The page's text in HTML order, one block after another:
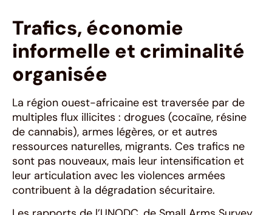
Trafics, économie
informelle et criminalité
organisée
La région ouest-africaine est traversée par de
multiples flux illicites : drogues (cocaïne, résine
de cannabis), armes légères, or et autres
ressources naturelles, migrants. Ces trafics ne
sont pas nouveaux, mais leur intensification et
leur articulation avec les violences armées
contribuent à la dégradation sécuritaire.